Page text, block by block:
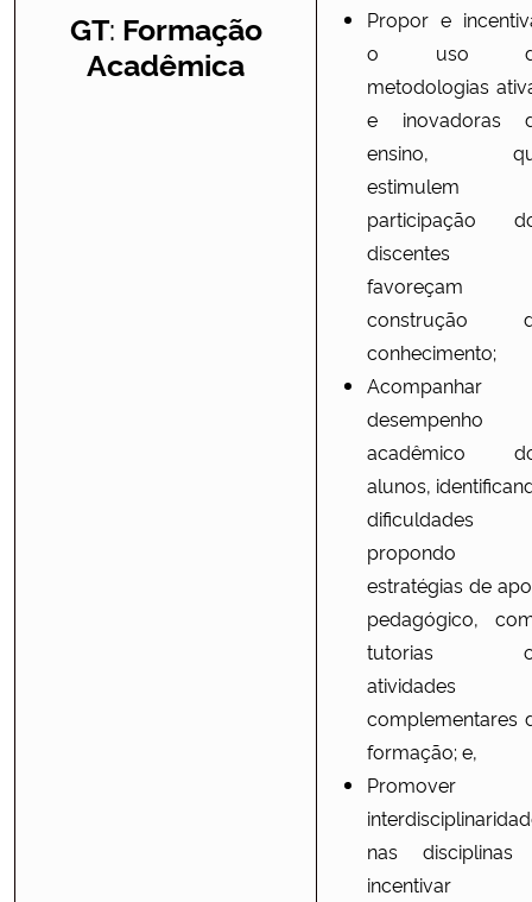
GT: Formação
Acadêmica
Propor e
o uso
metodologias
e inovadoras
ensino,
estimulem
participação
discentes
favoreçam
construção
conhecimento;
Acompanhar
desempenho
acadêmico
alunos,
dificuldades
propondo
estratégias de
pedagógico,
tutorias
atividades
complementares
formação; e,
Promover
nas disciplinas
incentivar